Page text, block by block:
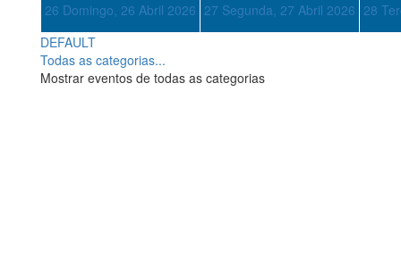
26 Domingo, 26 Abril 2026 27 Segunda, 27 Abril 2026 28
DEFAULT
Todas as categorias...
Mostrar eventos de todas as categorias